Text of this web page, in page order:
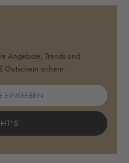
Angebote, Trends und
Gutschein sichern.